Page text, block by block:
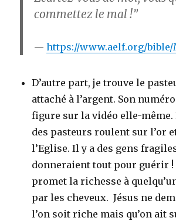
commettez le mal !”
https://www.aelf.org/bible/
D’autre part, je trouve le
attaché à l’argent. Son
figure sur la vidéo elle-même.
des pasteurs roulent sur l’or
l’Eglise. Il y a des gens
donneraient tout pour guérir !
promet la richesse à
par les cheveux. Jésus ne
l’on soit riche mais qu’on ait